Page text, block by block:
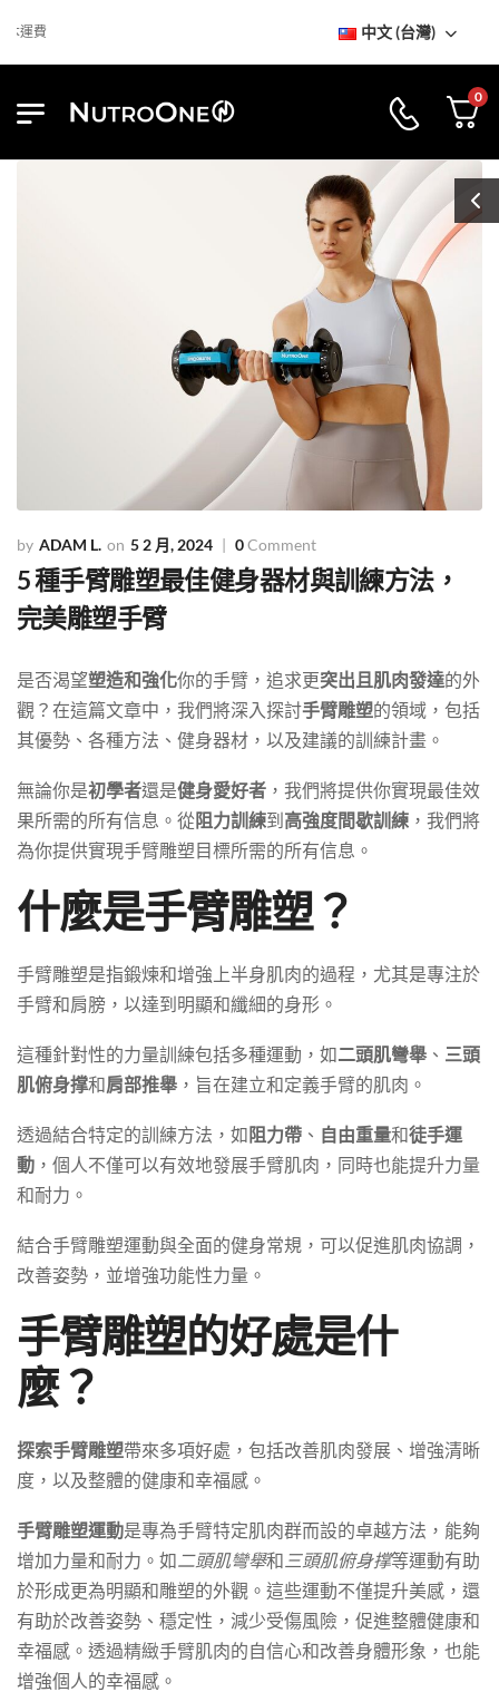
到訪NutroOne陳列室 免基本運
中文 (台灣)
0
ADAM L. 5 2 月, 2024 0Comment
5 種手臂雕塑最佳健身器材與訓練方法，
完美雕塑手臂
是否渴望塑造和強化你的手臂，追求更突出且肌肉發達的外
觀？在這篇文章中，我們將深入探討手臂雕塑的領域，包括
其優勢、各種方法、健身器材，以及建議的訓練計畫。
無論你是初學者還是健身愛好者 ，我們將提供你實現最佳效
果所需的所有信息。從阻力訓練到高強度間歇訓練 ，我們將
為你提供實現手臂雕塑目標所需的所有信息。
什麼是手臂雕塑？
手臂雕塑是指鍛煉和增強上半身肌肉的過程，尤其是專注於
手臂和肩膀，以達到明顯和纖細的身形。
這種針對性的力量訓練包括多種運動，如二頭肌彎舉 、 三頭
肌俯身撑和肩部推舉 ，旨在建立和定義手臂的肌肉。
透過結合特定的訓練方法，如阻力帶 、 自由重量和徒手運
動 ，個人不僅可以有效地發展手臂肌肉，同時也能提升力量
和耐力。
結合手臂雕塑運動與全面的健身常規，可以促進肌肉協調，
改善姿勢，並增強功能性力量。
手臂雕塑的好處是什
麼？
探索手臂雕塑帶來多項好處，包括改善肌肉發展、增強清晰
度，以及整體的健康和幸福感。
手臂雕塑運動是專為手臂特定肌肉群而設的卓越方法，能夠
增加力量和耐力。如 二頭肌彎舉和 三頭肌俯身撑等運動有助
於形成更為明顯和雕塑的外觀。這些運動不僅提升美感，還
有助於改善姿勢、穩定性，減少受傷風險，促進整體健康和
幸福感。透過精緻手臂肌肉的自信心和改善身體形象，也能
增強個人的幸福感。